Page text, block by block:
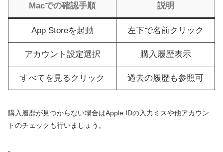
Macでの確認手順 説明
App Storeを起動 左下で名前クリック
アカウント設定選択 購入履歴表示
すべてを見るクリック 過去の履歴も参照可
購入履歴が見つからない場合はApple IDの入力ミスや他アカウン
トのチェックも行いましょう。